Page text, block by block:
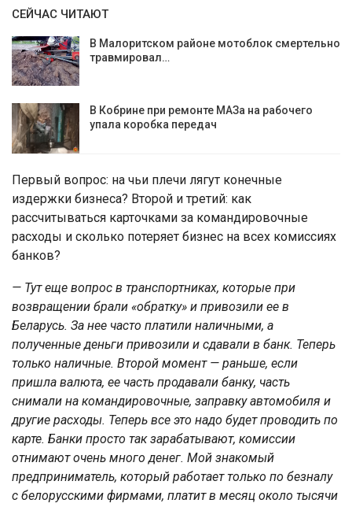
СЕЙЧАС ЧИТАЮТ
В Малоритском районе мотоблок смертельно
травмировал…
В Кобрине при ремонте МАЗа на рабочего
упала коробка передач
Первый вопрос: на чьи плечи лягут конечные
издержки бизнеса? Второй и третий: как
рассчитываться карточками за командировочные
расходы и сколько потеряет бизнес на всех комиссиях
банков?
— Тут еще вопрос в транспортниках, которые при
возвращении брали «обратку» и привозили ее в
Беларусь. За нее часто платили наличными, а
полученные деньги привозили и сдавали в банк. Теперь
только наличные. Второй момент — раньше, если
пришла валюта, ее часть продавали банку, часть
снимали на командировочные, заправку автомобиля и
другие расходы. Теперь все это надо будет проводить по
карте. Банки просто так зарабатывают, комиссии
отнимают очень много денег. Мой знакомый
предприниматель, который работает только по безналу
с белорусскими фирмами, платит в месяц около тысячи